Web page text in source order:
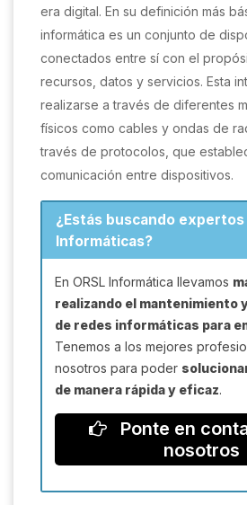
era digital. En su definición más
informática es un conjunto de
conectados entre sí con el
recursos, datos y servicios. Esta
realizarse a través de diferentes
físicos como cables y ondas de
través de protocolos, que
comunicación entre dispositivos.
¿Estás buscando expertos
Informáticas?
En ORSL Informática llevamos
realizando el mantenimiento
de redes informáticas para
Tenemos a los mejores
nosotros para poder
de manera rápida y eficaz.
Ponte en
nosotros